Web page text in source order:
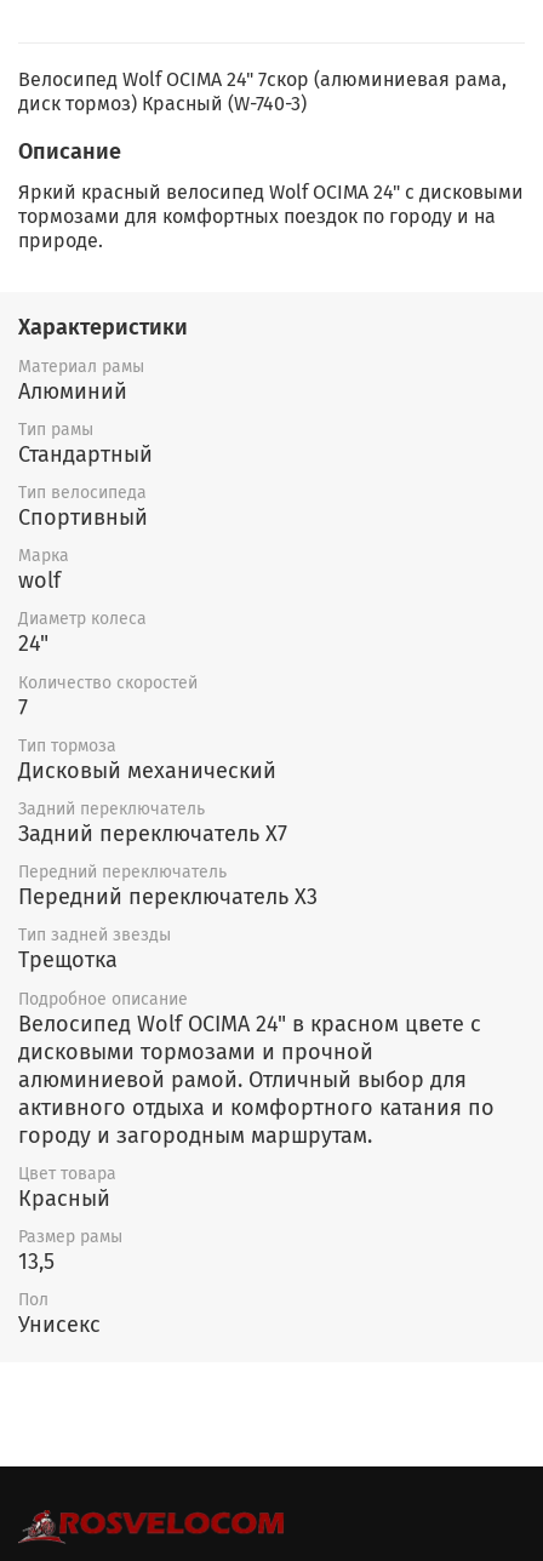
Велосипед Wolf OCIMA 24" 7скор (алюминиевая рама,
диск тормоз) Красный (W-740-3)
Описание
Яркий красный велосипед Wolf OCIMA 24" с дисковыми
тормозами для комфортных поездок по городу и на
природе.
Характеристики
Материал рамы
Алюминий
Тип рамы
Стандартный
Тип велосипеда
Спортивный
Марка
wolf
Диаметр колеса
24"
Количество скоростей
7
Тип тормоза
Дисковый механический
Задний переключатель
Задний переключатель X7
Передний переключатель
Передний переключатель X3
Тип задней звезды
Трещотка
Подробное описание
Велосипед Wolf OCIMA 24" в красном цвете с
дисковыми тормозами и прочной
алюминиевой рамой. Отличный выбор для
активного отдыха и комфортного катания по
городу и загородным маршрутам.
Цвет товара
Красный
Размер рамы
13,5
Пол
Унисекс